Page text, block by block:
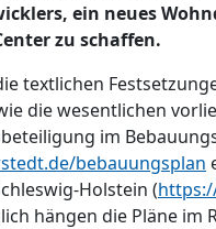
ein neues
zu schaffen.
textlichen
die wesentlichen
im
bebauungsplan
Holstein (
hängen die Pläne